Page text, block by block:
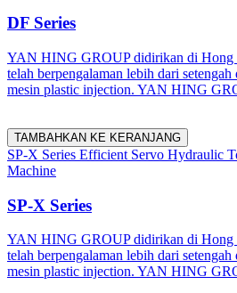
DF Series
YAN HING GROUP didirikan di Hong
telah berpengalaman lebih dari
mesin plastic injection. YAN HING
TAMBAHKAN KE KERANJANG
SP-X Series Efficient Servo Hydraulic
Machine
SP-X Series
YAN HING GROUP didirikan di Hong
telah berpengalaman lebih dari
mesin plastic injection. YAN HING